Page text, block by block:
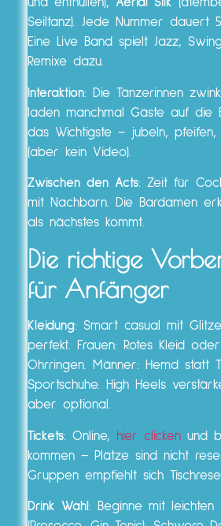
und enthüllen), Aerial Silk
Seiltanz). Jede Nummer dauert
Eine Live Band spielt Jazz,
Remixe dazu.
Interaktion: Die Tänzerinnen
laden manchmal Gäste auf die
das Wichtigste – jubeln, pfeifen,
(aber kein Video).
Zwischen den Acts: Zeit für
mit Nachbarn. Die Bardamen
als nächstes kommt.
Die richtige
für Anfänger
Kleidung: Smart casual mit
perfekt. Frauen: Rotes Kleid
Ohrringen. Männer: Hemd statt
Sportschuhe. High Heels
aber optional.
Tickets: Online, hier clicken und
kommen – Plätze sind nicht
Gruppen empfiehlt sich
Drink Wahl : Beginne mit leichten